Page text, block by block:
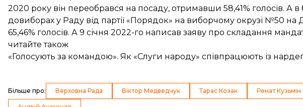
2020 року він переобрався на посаду, отримавши 58,41% голосів. А
довиборах у Раду від партії «Порядок» на виборчому окрузі №50 на
65,46% голосів. А 9 січня 2022-го написав заяву про складання
читайте також
«Голосують за командою». Як «Слуги народу» співпрацюють із
Більше про: Верховна Рада Віктор Медведчук Тарас Козак Ренат Кузьмін